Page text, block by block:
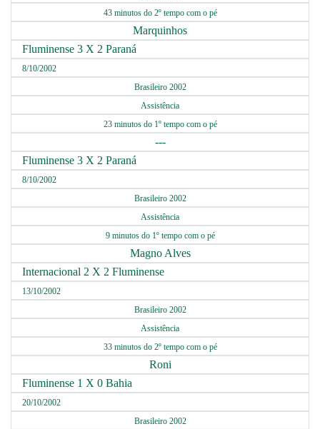
43 minutos do 2º tempo com o pé
Marquinhos
Fluminense 3 X 2 Paraná
8/10/2002
Brasileiro 2002
Assistência
23 minutos do 1º tempo com o pé
---
Fluminense 3 X 2 Paraná
8/10/2002
Brasileiro 2002
Assistência
9 minutos do 1º tempo com o pé
Magno Alves
Internacional 2 X 2 Fluminense
13/10/2002
Brasileiro 2002
Assistência
33 minutos do 2º tempo com o pé
Roni
Fluminense 1 X 0 Bahia
20/10/2002
Brasileiro 2002